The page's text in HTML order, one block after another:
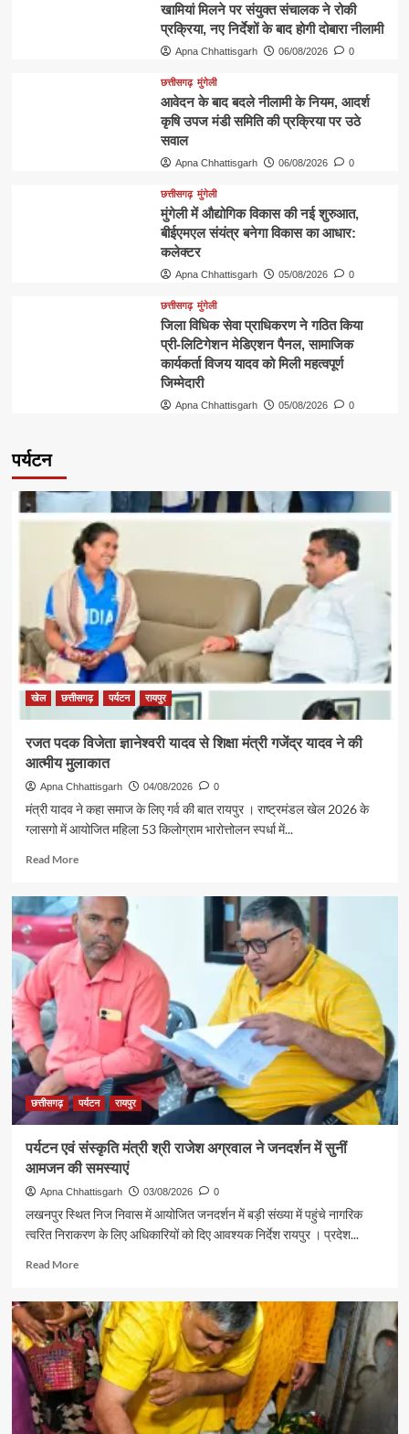
खामियां मिलने पर संयुक्त संचालक ने रोकी
प्रक्रिया, नए निर्देशों के बाद होगी दोबारा नीलामी
Apna Chhattisgarh 06/08/2026 0
छत्तीसगढ़ मुंगेली
आवेदन के बाद बदले नीलामी के नियम, आदर्श
कृषि उपज मंडी समिति की प्रक्रिया पर उठे
सवाल
Apna Chhattisgarh 06/08/2026 0
छत्तीसगढ़ मुंगेली
मुंगेली में औद्योगिक विकास की नई शुरुआत,
बीईएमएल संयंत्र बनेगा विकास का आधार:
कलेक्टर
Apna Chhattisgarh 05/08/2026 0
छत्तीसगढ़ मुंगेली
जिला विधिक सेवा प्राधिकरण ने गठित किया
प्री-लिटिगेशन मेडिएशन पैनल, सामाजिक
कार्यकर्ता विजय यादव को मिली महत्वपूर्ण
जिम्मेदारी
Apna Chhattisgarh 05/08/2026 0
पर्यटन
खेल छत्तीसगढ़ पर्यटन रायपुर
रजत पदक विजेता ज्ञानेश्वरी यादव से शिक्षा मंत्री गजेंद्र यादव ने की
आत्मीय मुलाकात
Apna Chhattisgarh 04/08/2026 0
मंत्री यादव ने कहा समाज के लिए गर्व की बात रायपुर । राष्ट्रमंडल खेल 2026 के
ग्लासगो में आयोजित महिला 53 किलोग्राम भारोत्तोलन स्पर्धा में...
Read MoreRead
रजत
पदक
विजेता
ज्ञानेश्वरी
यादव
मंत्री
गजेंद्र
यादव
ने
की
छत्तीसगढ़ पर्यटन रायपुर
पर्यटन एवं संस्कृति मंत्री श्री राजेश अग्रवाल ने जनदर्शन में सुनीं
आमजन की समस्याएं
Apna Chhattisgarh 03/08/2026 0
लखनपुर स्थित निज निवास में आयोजित जनदर्शन में बड़ी संख्या में पहुंचे नागरिक
त्वरित निराकरण के लिए अधिकारियों को दिए आवश्यक निर्देश रायपुर । प्रदेश...
Read MoreRead
पर्यटन
एवं
संस्कृति
मंत्री
श्री
राजेश
अग्रवाल